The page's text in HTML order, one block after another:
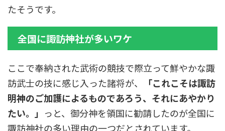
たそうです。
全国に諏訪神社が多いワケ
ここで奉納された武術の競技で際立って鮮やかな諏
訪武士の技に感じ入った諸将が、
「これこそは諏訪
明神のご加護によるものであろう、それにあやかり
たい。」 っと、御分神を領国に勧請したのが全国に
諏訪神社の多い理由の一つだとされています。